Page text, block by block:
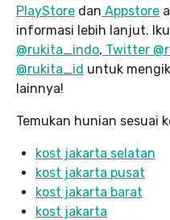
PlayStore dan Appstore
informasi lebih lanjut.
@rukita_indo, Twitter
@rukita_id untuk
lainnya!
Temukan hunian sesuai
kost jakarta selatan
kost jakarta pusat
kost jakarta barat
kost jakarta